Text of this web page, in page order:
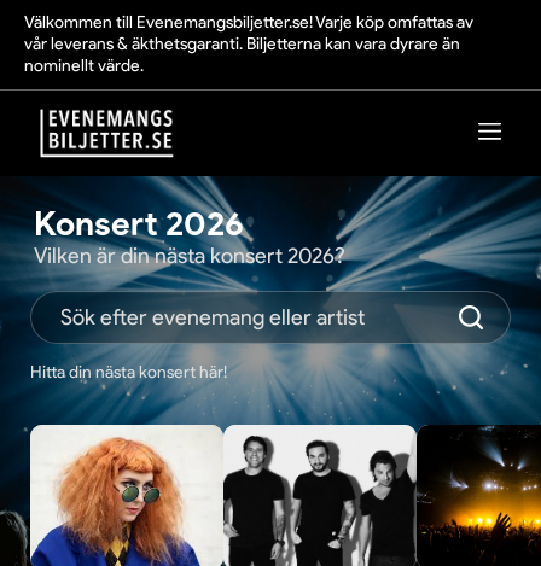
Välkommen till Evenemangsbiljetter.se! Varje köp omfattas av
vår leverans & äkthetsgaranti. Biljetterna kan vara dyrare än
nominellt värde.
Konsert 2026
Vilken är din nästa konsert 2026?
Hitta din nästa konsert här!